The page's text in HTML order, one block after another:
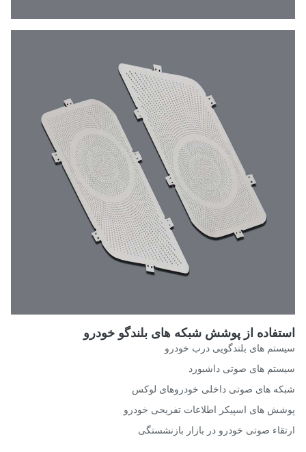
از پوشش شبکه های بلندگو خودرو
های بلندگویی درب خودرو
های صوتی داشبورد
های صوتی داخلی خودروهای لوکس
های اسپیکر اطلاعات تفریحی خودرو
صوتی خودرو در بازار بازنشستگی